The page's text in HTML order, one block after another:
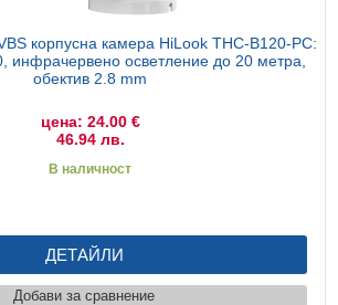
корпусна камера HiLook THC-B120-PC:
инфрачервено осветление до 20 метра,
обектив 2.8 mm
цена: 24.00 €
46.94 лв.
В наличност
ДЕТАЙЛИ
Добави за сравнение